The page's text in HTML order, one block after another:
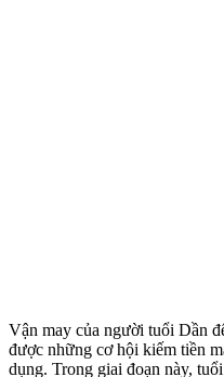
Vận may của người tuổi Dần
được những cơ hội kiếm tiền
dụng. Trong giai đoạn này,